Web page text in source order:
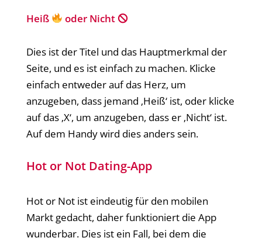
Heiß oder Nicht 🛇
Dies ist der Titel und das Hauptmerkmal der
Seite, und es ist einfach zu machen. Klicke
einfach entweder auf das Herz, um
anzugeben, dass jemand ‚Heiß‘ ist, oder klicke
auf das ‚X‘, um anzugeben, dass er ‚Nicht‘ ist.
Auf dem Handy wird dies anders sein.
Hot or Not Dating-App
Hot or Not ist eindeutig für den mobilen
Markt gedacht, daher funktioniert die App
wunderbar. Dies ist ein Fall, bei dem die